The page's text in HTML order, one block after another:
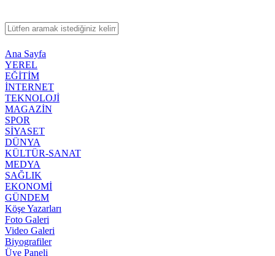
Ana Sayfa
YEREL
EĞİTİM
İNTERNET
TEKNOLOJİ
MAGAZİN
SPOR
SİYASET
DÜNYA
KÜLTÜR-SANAT
MEDYA
SAĞLIK
EKONOMİ
GÜNDEM
Köşe Yazarları
Foto Galeri
Video Galeri
Biyografiler
Üye Paneli